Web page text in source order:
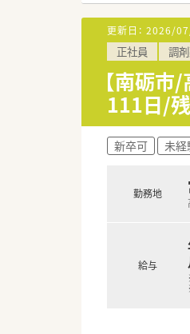
【
■
■
■
【
■
■
■
更新日： 2026/
正社員 調
【南砺
111日/
新卒可 未
勤務地
給与